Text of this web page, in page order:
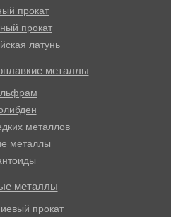
прокат
прокат
латунь
металлы
металлов
металлы
металлы
прокат